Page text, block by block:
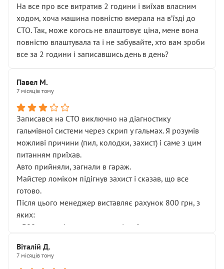
На все про все витратив 2 години і виїхав власним
ходом, хоча машина повністю вмерала на вʼїзді до
СТО. Так, може когось не влаштовує ціна, мене вона
повністю влаштувала та і не забувайте, хто вам зроби
все за 2 години і записавшись день в день?
Павел М.
7 місяців тому
Записався на СТО виключно на діагностику
гальмівної системи через скрип у гальмах. Я розумів
можливі причини (пил, колодки, захист) і саме з цим
питанням приїхав.
Авто прийняли, загнали в гараж.
Майстер ломіком підігнув захист і сказав, що все
готово.
Після цього менеджер виставляє рахунок 800 грн, з
яких:
• 300 грн — діагностика гальмівної системи
НЕ погоджував
Віталій Д.
7 місяців тому